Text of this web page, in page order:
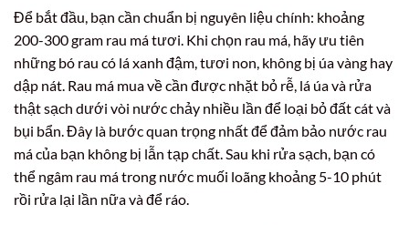
Để bắt đầu, bạn cần chuẩn bị nguyên liệu chính: khoảng
200-300 gram rau má tươi. Khi chọn rau má, hãy ưu tiên
những bó rau có lá xanh đậm, tươi non, không bị úa vàng hay
dập nát. Rau má mua về cần được nhặt bỏ rễ, lá úa và rửa
thật sạch dưới vòi nước chảy nhiều lần để loại bỏ đất cát và
bụi bẩn. Đây là bước quan trọng nhất để đảm bảo nước rau
má của bạn không bị lẫn tạp chất. Sau khi rửa sạch, bạn có
thể ngâm rau má trong nước muối loãng khoảng 5-10 phút
rồi rửa lại lần nữa và để ráo.